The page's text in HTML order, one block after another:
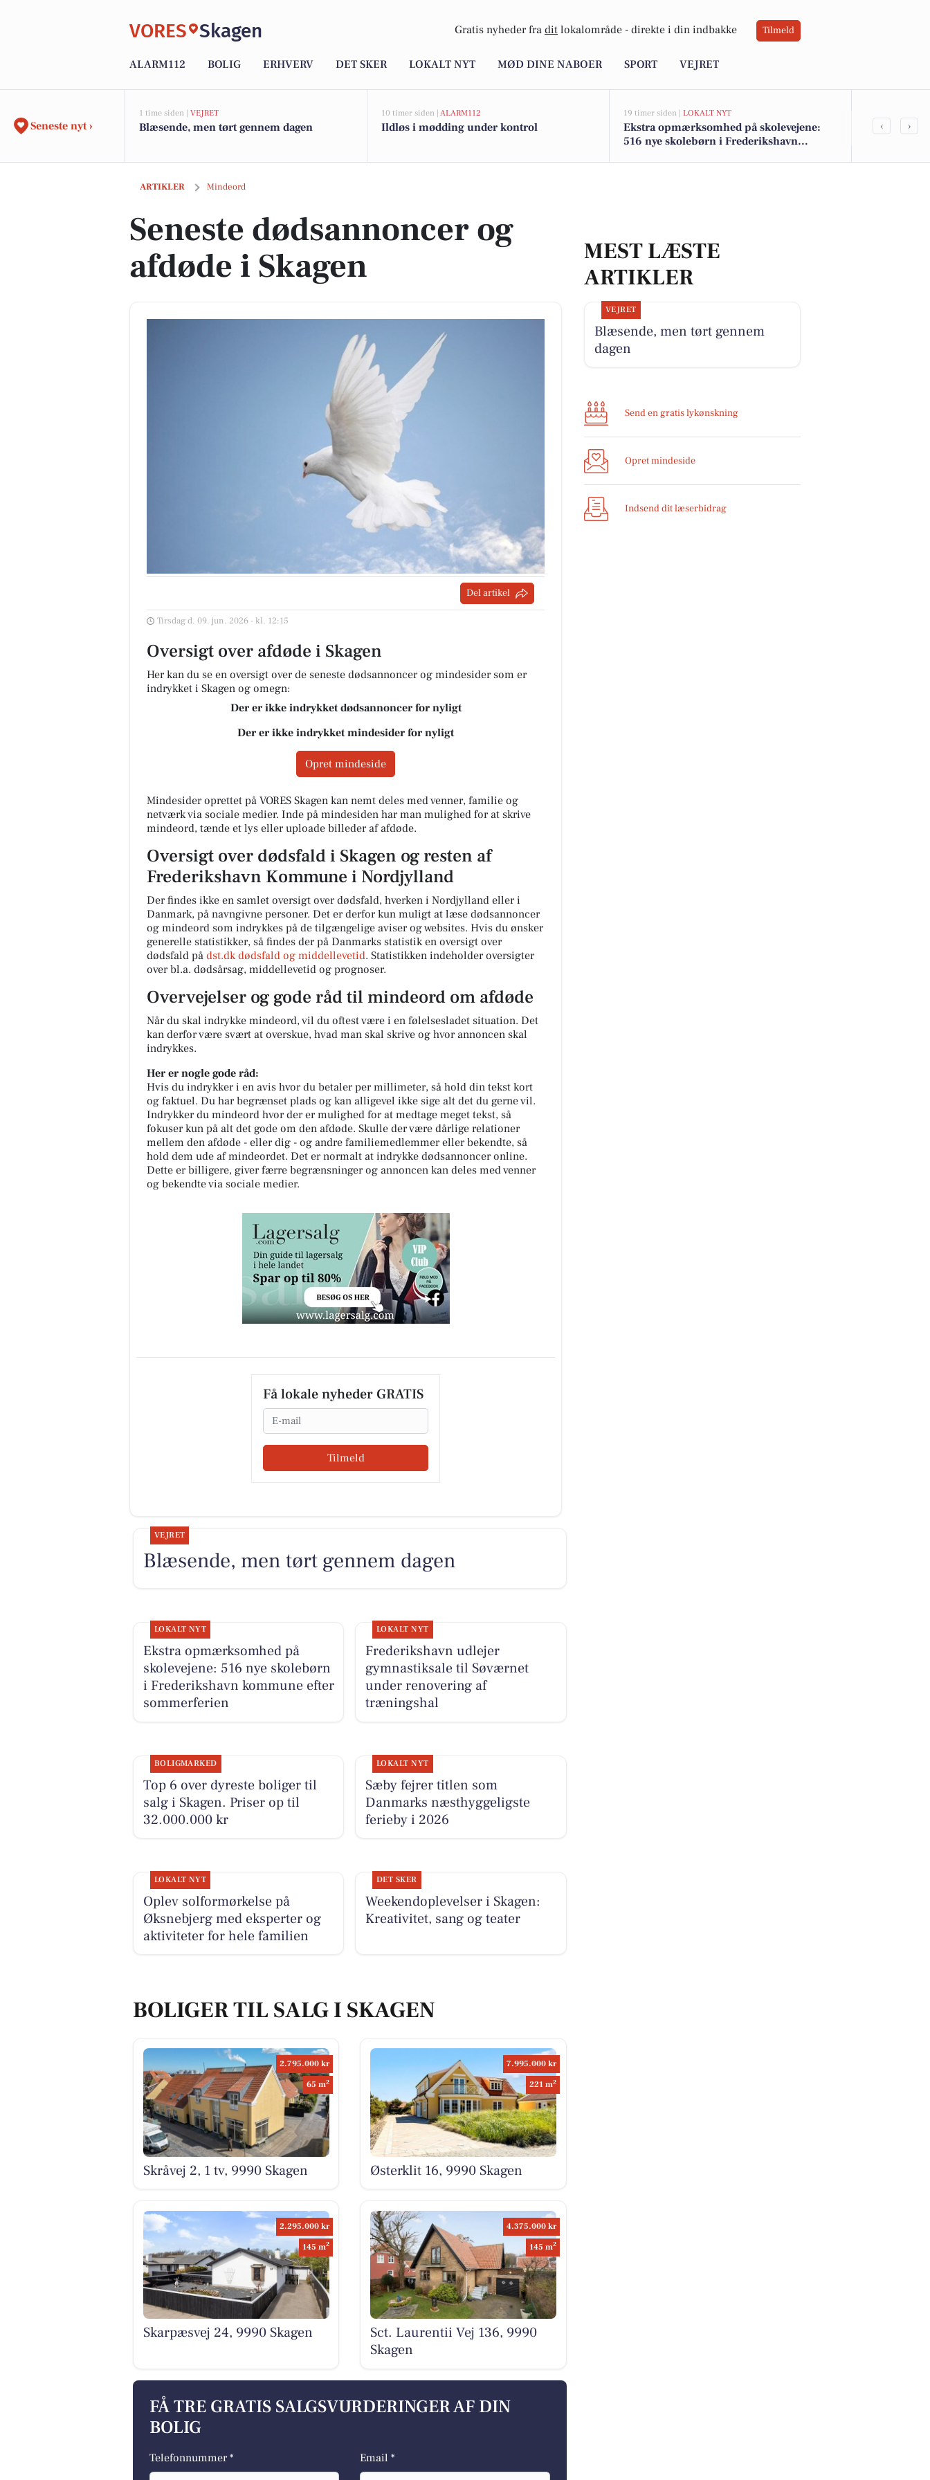
VORES Skagen Gratis nyheder fra dit lokalområde - direkte i din indbakke Tilmeld
ALARM112 BOLIG ERHVERV DET SKER LOKALT NYT MØD DINE NABOER SPORT VEJRET
Seneste nyt ›
1 time siden | VEJRET
Blæsende, men tørt gennem dagen
10 timer siden | ALARM112
Ildløs i mødding under kontrol
19 timer siden | LOKALT NYT
Ekstra opmærksomhed på skolevejene:
516 nye skolebørn i Frederikshavn
‹ ›
ARTIKLER Mindeord
Seneste dødsannoncer og afdøde i Skagen
Seneste dødsannoncer og
afdøde i Skagen
Del artikel
Tirsdag d. 09. jun. 2026 - kl. 12:15
Oversigt over afdøde i Skagen
Her kan du se en oversigt over de seneste dødsannoncer og mindesider som er
indrykket i Skagen og omegn:
Der er ikke indrykket dødsannoncer for nyligt
Der er ikke indrykket mindesider for nyligt
Opret mindeside
Mindesider oprettet på VORES Skagen kan nemt deles med venner, familie og
netværk via sociale medier. Inde på mindesiden har man mulighed for at skrive
mindeord, tænde et lys eller uploade billeder af afdøde.
Oversigt over dødsfald i Skagen og resten af
Frederikshavn Kommune i Nordjylland
Der findes ikke en samlet oversigt over dødsfald, hverken i Nordjylland eller i
Danmark, på navngivne personer. Det er derfor kun muligt at læse dødsannoncer
og mindeord som indrykkes på de tilgængelige aviser og websites. Hvis du ønsker
generelle statistikker, så findes der på Danmarks statistik en oversigt over
dødsfald på dst.dk dødsfald og middellevetid. Statistikken indeholder oversigter
over bl.a. dødsårsag, middellevetid og prognoser.
Overvejelser og gode råd til mindeord om afdøde
Når du skal indrykke mindeord, vil du oftest være i en følelsesladet situation. Det
kan derfor være svært at overskue, hvad man skal skrive og hvor annoncen skal
indrykkes.
Her er nogle gode råd:
Hvis du indrykker i en avis hvor du betaler per millimeter, så hold din tekst kort
og faktuel. Du har begrænset plads og kan alligevel ikke sige alt det du gerne vil.
Indrykker du mindeord hvor der er mulighed for at medtage meget tekst, så
fokuser kun på alt det gode om den afdøde. Skulle der være dårlige relationer
mellem den afdøde - eller dig - og andre familiemedlemmer eller bekendte, så
hold dem ude af mindeordet. Det er normalt at indrykke dødsannoncer online.
Dette er billigere, giver færre begrænsninger og annoncen kan deles med venner
og bekendte via sociale medier.
Få lokale nyheder GRATIS
Email
Tilmeld
MEST LÆSTE
ARTIKLER
VEJRET
Blæsende, men tørt gennem
dagen
Send en gratis lykønskning
Opret mindeside
Indsend dit læserbidrag
VEJRET
Blæsende, men tørt gennem dagen
LOKALT NYT
Ekstra opmærksomhed på
skolevejene: 516 nye skolebørn
i Frederikshavn kommune efter
sommerferien
LOKALT NYT
Frederikshavn udlejer
gymnastiksale til Søværnet
under renovering af
træningshal
BOLIGMARKED
Top 6 over dyreste boliger til
salg i Skagen. Priser op til
32.000.000 kr
LOKALT NYT
Sæby fejrer titlen som
Danmarks næsthyggeligste
ferieby i 2026
LOKALT NYT
Oplev solformørkelse på
Øksnebjerg med eksperter og
aktiviteter for hele familien
DET SKER
Weekendoplevelser i Skagen:
Kreativitet, sang og teater
BOLIGER TIL SALG I SKAGEN
2.795.000 kr
65 m2
Skråvej 2, 1 tv, 9990 Skagen
7.995.000 kr
221 m2
Østerklit 16, 9990 Skagen
2.295.000 kr
145 m2
Skarpæsvej 24, 9990 Skagen
4.375.000 kr
145 m2
Sct. Laurentii Vej 136, 9990
Skagen
FÅ TRE GRATIS SALGSVURDERINGER AF DIN
BOLIG
Telefonnummer * Email *